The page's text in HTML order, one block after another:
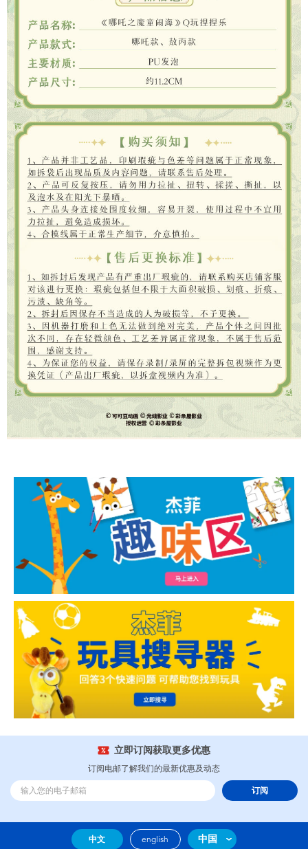
立即订阅获取更多优惠
订阅电邮了解我们的最新优惠及动态
订阅
中文 english 中国